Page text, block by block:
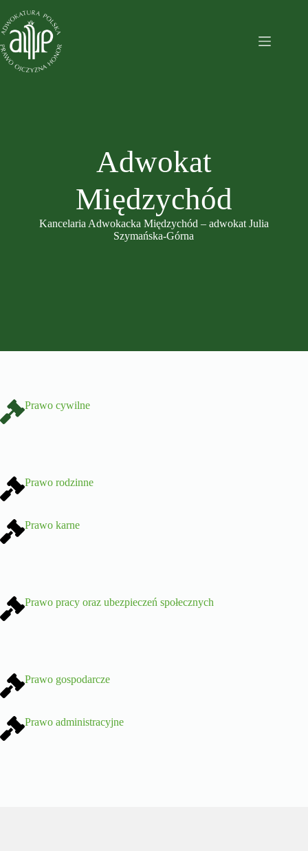
do
treści
Adwokat
Międzychód
Kancelaria Adwokacka Międzychód – adwokat Julia
Szymańska-Górna
Prawo cywilne
Prawo rodzinne
Prawo karne
Prawo pracy oraz ubezpieczeń społecznych
Prawo gospodarcze
Prawo administracyjne